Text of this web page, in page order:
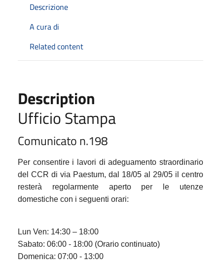
Descrizione
A cura di
Related content
Description
Ufficio Stampa
Comunicato n.198
Per consentire i lavori di adeguamento straordinario
del CCR di via Paestum, dal 18/05 al 29/05 il centro
resterà regolarmente aperto per le utenze
domestiche con i seguenti orari:
Lun Ven: 14:30 – 18:00
Sabato: 06:00 - 18:00 (Orario continuato)
Domenica: 07:00 - 13:00